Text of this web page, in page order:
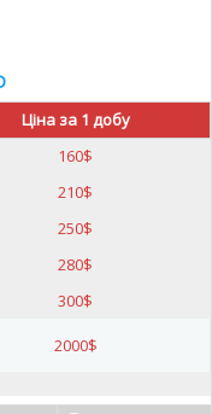
Ціна за 1 добу
160$
210$
250$
280$
300$
2000$